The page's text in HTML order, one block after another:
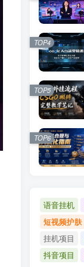
TOP4
TOP5
TOP6
语音挂机
短视频护肤
挂机项目
抖音项目